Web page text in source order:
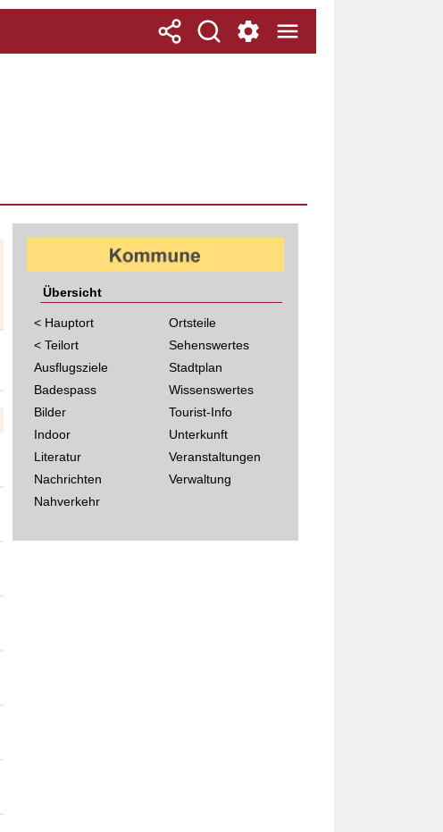
Übersicht
< Hauptort
< Teilort
Ausflugsziele
Badespass
Bilder
Indoor
Literatur
Nachrichten
Nahverkehr
Ortsteile
Sehenswertes
Stadtplan
Wissenswertes
Tourist-Info
Unterkunft
Veranstaltungen
Verwaltung